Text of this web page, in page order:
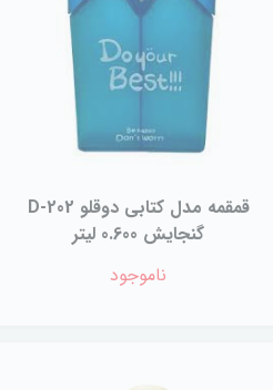
قمقمه مدل کتابی دوقلو D-202
گنجایش 0.600 لیتر
ناموجود